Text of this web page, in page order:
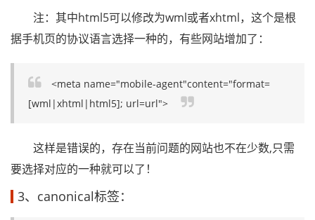
注：其中html5可以修改为wml或者xhtml，这个是根
据手机页的协议语言选择一种的，有些网站增加了：
<meta name="mobile-agent"content="format=
[wml|xhtml|html5]; url=url">
这样是错误的，存在当前问题的网站也不在少数,只需
要选择对应的一种就可以了！
3、canonical标签：